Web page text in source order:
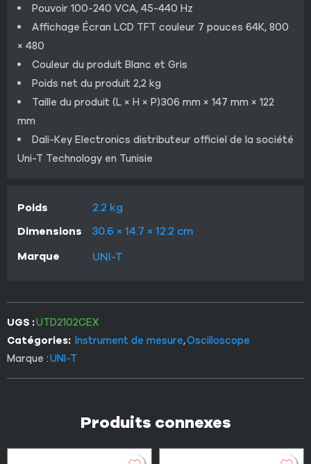
Pouvoir 100-240 VCA, 45-440 Hz
Affichage Écran LCD TFT couleur 7 pouces 64K, 800
× 480
Couleur du produit Blanc et Gris
Poids net du produit 2,2 kg
Taille du produit (L × H × P)306 mm × 147 mm × 122
mm
Dali-Key Electronics distributeur officiel de la société
Uni-T Technology en Tunisie
Poids
2.2 kg
Dimensions
30.6 × 14.7 × 12.2 cm
Marque
UNI-T
UGS :UTD2102CEX
Catégories: Instrument de mesure,Oscilloscope
Marque :UNI-T
Produits connexes